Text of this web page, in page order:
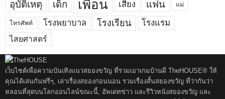
อุบัติเหตุ เด็ก เพื่อน เสียง แฟน แม่
โทรศัพท์ โรงพยาบาล โรงเรียน โรงแรม
ไสยศาสตร์
เว็บไซต์เพื่อความบันเทิงแนวสยองขวัญ ที่รวมเอาเกมบ้านผี TheHOUSE® ให้
คุณได้เล่นกันฟรีๆ, เล่าเรื่องสยองก่อนนอน รวมเรื่องสั้นสยองขวัญ ที่ว่ากันว่า
หลอนที่สุดบนโลกออนไลน์ขณะนี้, อัพเดทข่าว และรีวิวหนังสยองขวัญ และ